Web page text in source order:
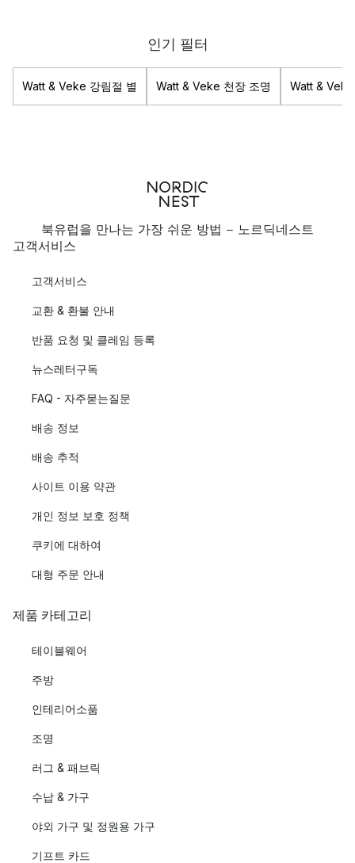
인기 필터
Watt & Veke 강림절 별 Watt & Veke 천장 조명 Watt &
북유럽을 만나는 가장 쉬운 방법 - 노르딕네스트
고객서비스
고객서비스
교환 & 환불 안내
반품 요청 및 클레임 등록
뉴스레터구독
FAQ - 자주묻는질문
배송 정보
배송 추적
사이트 이용 약관
개인 정보 보호 정책
쿠키에 대하여
대형 주문 안내
제품 카테고리
테이블웨어
주방
인테리어소품
조명
러그 & 패브릭
수납 & 가구
야외 가구 및 정원용 가구
기프트 카드